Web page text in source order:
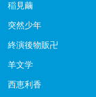
稲見繭
突然少年
終演後物販卍
羊文学
西恵利香